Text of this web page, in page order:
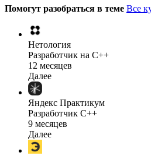
Помогут разобраться в теме Все
Нетология
Разработчик на C++
12 месяцев
Далее
Яндекс Практикум
Разработчик C++
9 месяцев
Далее